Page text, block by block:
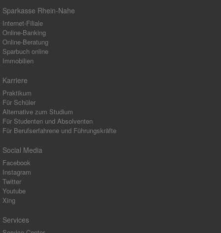
Sparkasse Rhein-Nahe
Internet-Filiale
Online-Banking
Online-Beratung
Sparbuch online
Immobilien
Karriere
Praktikum
Für Schüler
Alternative zum Studium
Für Studenten und Absolventen
Für Berufserfahrene und Führungskräfte
Social Media
Facebook
Instagram
Twitter
Youtube
Xing
Services